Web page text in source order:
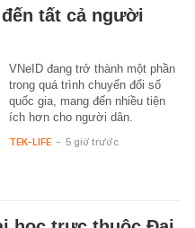
tất cả người
VNeID đang trở thành một phần
trong quá trình chuyển đổi số
quốc gia, mang đến nhiều tiện
ích hơn cho người dân.
TEK-LIFE - 5 giờ trước